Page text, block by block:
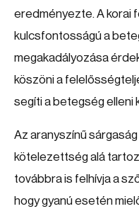
eredményezte. A korai
kulcsfontosságú a
megakadályozása
köszöni a
segíti a betegség elleni
Az aranyszínű
kötelezettség alá
továbbra is felhívja a
hogy gyanú esetén